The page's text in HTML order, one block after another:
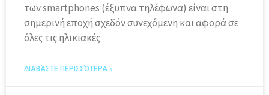
των smartphones (έξυπνα τηλέφωνα) είναι στη
σημερινή εποχή σχεδόν συνεχόμενη και αφορά σε
όλες τις ηλικιακές
ΔΙΑΒΆΣΤΕ ΠΕΡΙΣΣΌΤΕΡΑ »